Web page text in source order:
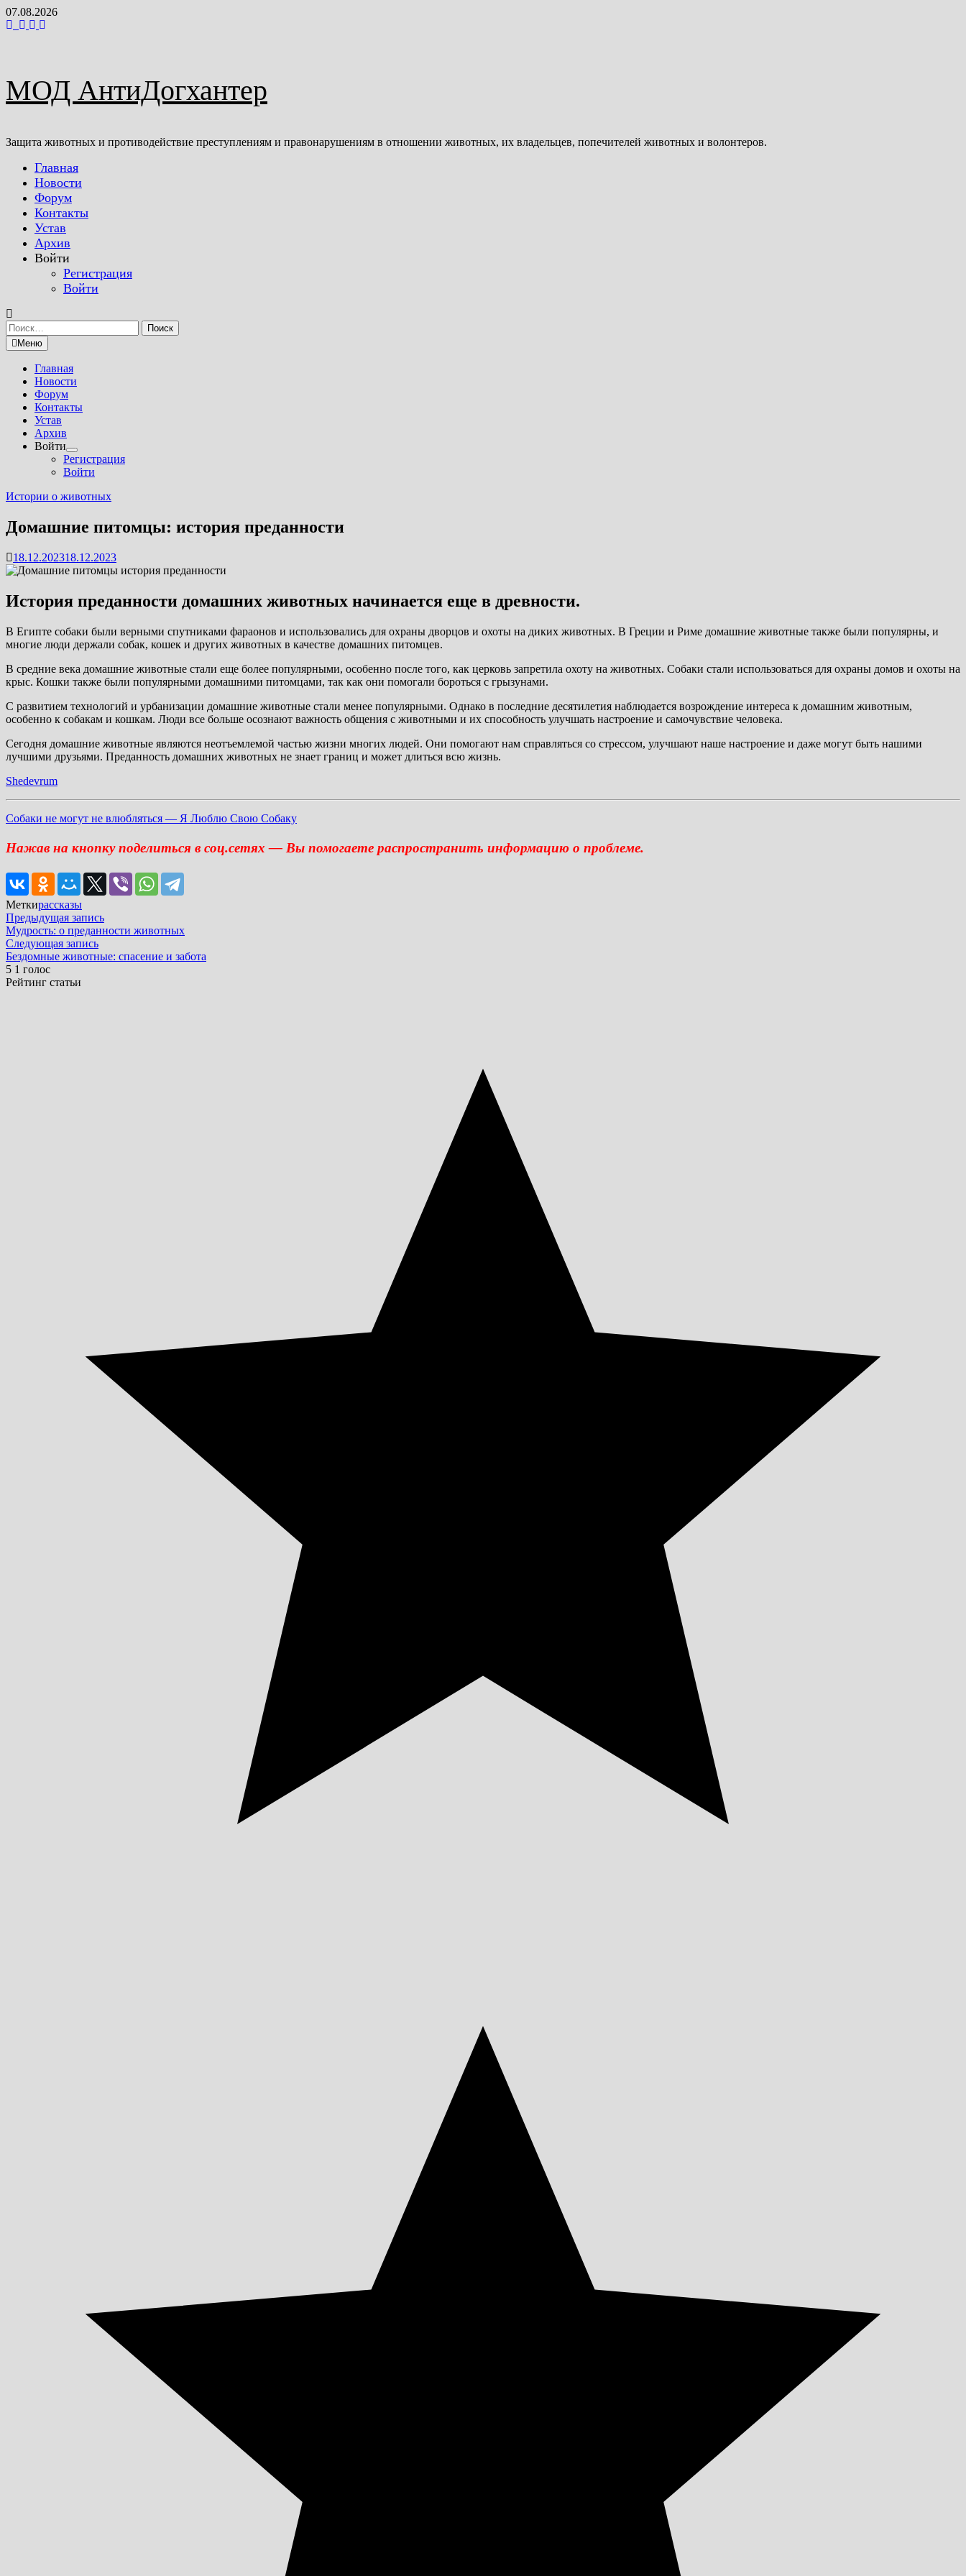
Перейти
к
07.08.2026
МОД АнтиДогхантер
Защита животных и противодействие преступлениям и правонарушениям в отношении животных, их владельцев, попечителей животных и волонтеров.
Главная
Новости
Форум
Контакты
Устав
Архив
Войти
Регистрация
Войти
Найти:
Меню
Главная
Новости
Форум
Контакты
Устав
Архив
Войти
Показать
подменю
Регистрация
Войти
Истории о животных
Домашние питомцы: история преданности
18.12.202318.12.2023
История преданности домашних животных начинается еще в древности.
В Египте собаки были верными спутниками фараонов и использовались для охраны дворцов и охоты на диких животных. В Греции и Риме домашние животные также были популярны, и
многие люди держали собак, кошек и других животных в качестве домашних питомцев.
В средние века домашние животные стали еще более популярными, особенно после того, как церковь запретила охоту на животных. Собаки стали использоваться для охраны домов и охоты на
крыс. Кошки также были популярными домашними питомцами, так как они помогали бороться с грызунами.
С развитием технологий и урбанизации домашние животные стали менее популярными. Однако в последние десятилетия наблюдается возрождение интереса к домашним животным,
особенно к собакам и кошкам. Люди все больше осознают важность общения с животными и их способность улучшать настроение и самочувствие человека.
Сегодня домашние животные являются неотъемлемой частью жизни многих людей. Они помогают нам справляться со стрессом, улучшают наше настроение и даже могут быть нашими
лучшими друзьями. Преданность домашних животных не знает границ и может длиться всю жизнь.
Shedevrum
Собаки не могут не влюбляться — Я Люблю Свою Собаку
Нажав на кнопку поделиться в соц.сетях — Вы помогаете распространить информацию о проблеме.
Меткирассказы
Навигация
по
записям
Предыдущая записьПредыдущая
запись:
Мудрость: о преданности животных
Следующая записьСледующая
запись:
Бездомные животные: спасение и забота
5 1 голос
Рейтинг статьи